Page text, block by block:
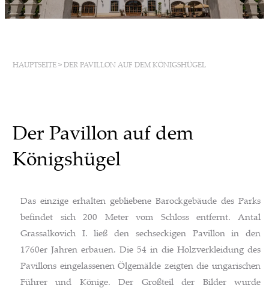
HAUPTSEITE > DER PAVILLON AUF DEM KÖNIGSHÜGEL
Der Pavillon auf dem
Königshügel
Das einzige erhalten gebliebene Barockgebäude des Parks
befindet sich 200 Meter vom Schloss entfernt. Antal
Grassalkovich I. ließ den sechseckigen Pavillon in den
1760er Jahren erbauen. Die 54 in die Holzverkleidung des
Pavillons eingelassenen Ölgemälde zeigten die ungarischen
Führer und Könige. Der Großteil der Bilder wurde